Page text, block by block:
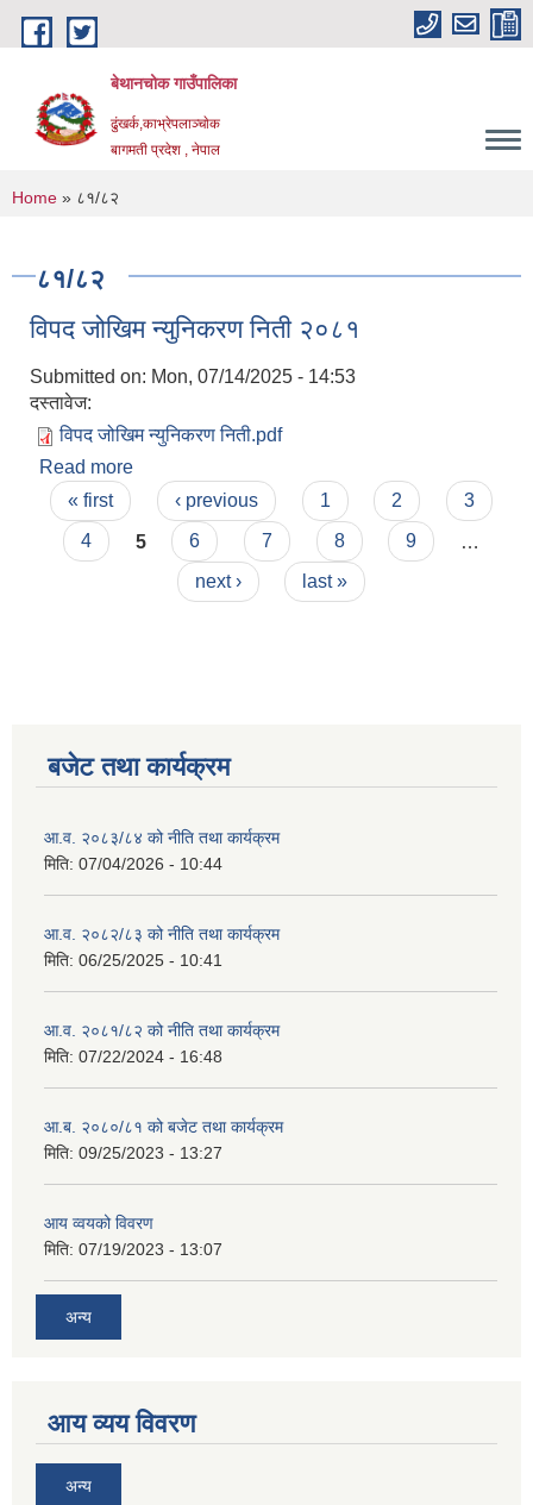
Skip to main content
बेथानचोक गाउँपालिका
ढुंखर्क,काभ्रेपलाञ्चाेक
बागमती प्रदेश , नेपाल
You are here
Home » ८१/८२
८१/८२
विपद जोखिम न्युनिकरण निती २०८१
Submitted on: Mon, 07/14/2025 - 14:53
दस्तावेज:
विपद जोखिम न्युनिकरण निती.pdf
Read more
Pages
« first ‹ previous 1 2
3
4
5 6 7 8 9
next ›
last »
बजेट तथा कार्यक्रम
आ.व. २०८३/८४ को नीति तथा कार्यक्रम
मिति: 07/04/2026 - 10:44
आ.व. २०८२/८३ को नीति तथा कार्यक्रम
मिति: 06/25/2025 - 10:41
आ.व. २०८१/८२ को नीति तथा कार्यक्रम
मिति: 07/22/2024 - 16:48
आ.ब. २०८०/८१ को बजेट तथा कार्यक्रम
मिति: 09/25/2023 - 13:27
आय व्वयको विवरण
मिति: 07/19/2023 - 13:07
अन्य
आय व्यय विवरण
अन्य